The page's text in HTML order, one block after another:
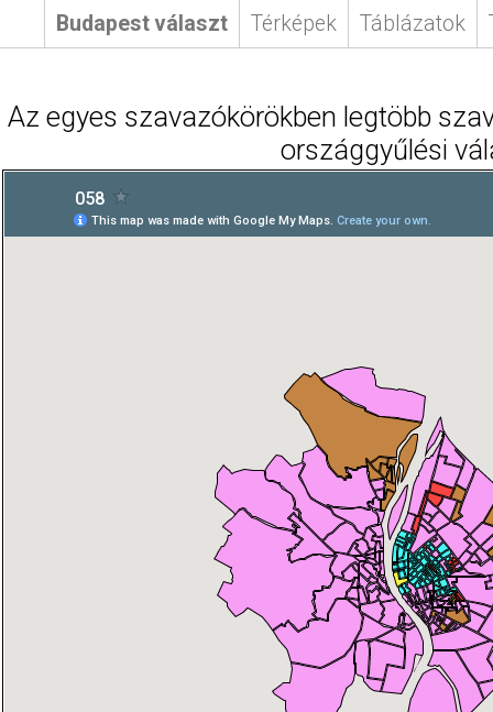
Budapest választ Térképek Táblázatok
Az egyes szavazókörökben legtöbb
országgyűlési